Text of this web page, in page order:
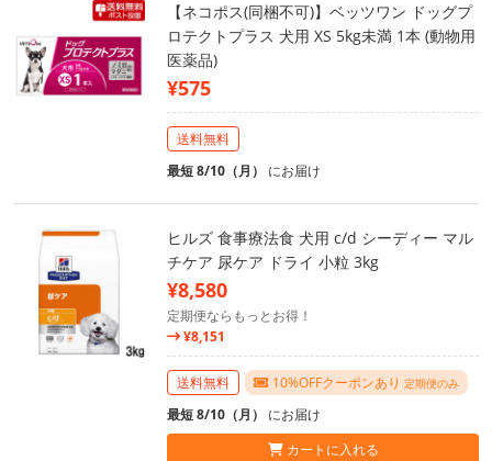
【ネコポス(同梱不可)】ベッツワン ドッグプ
ロテクトプラス 犬用 XS 5kg未満 1本 (動物用
医薬品)
¥575
送料無料
最短 8/10（月） にお届け
ヒルズ 食事療法食 犬用 c/d シーディー マル
チケア 尿ケア ドライ 小粒 3kg
¥8,580
定期便ならもっとお得！
¥8,151
送料無料 10%OFFクーポンあり 定期便のみ
最短 8/10（月） にお届け
カートに入れる